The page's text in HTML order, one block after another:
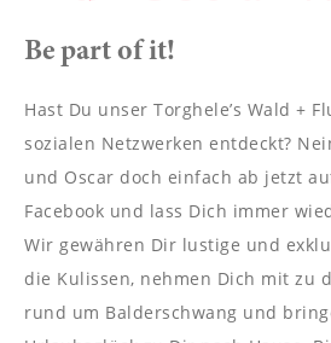
Be part of it!
Hast Du unser Torghele’s Wald +
sozialen Netzwerken entdeckt?
und Oscar doch einfach ab jetzt
Facebook und lass Dich immer
Wir gewähren Dir lustige und
die Kulissen, nehmen Dich mit zu
rund um Balderschwang und